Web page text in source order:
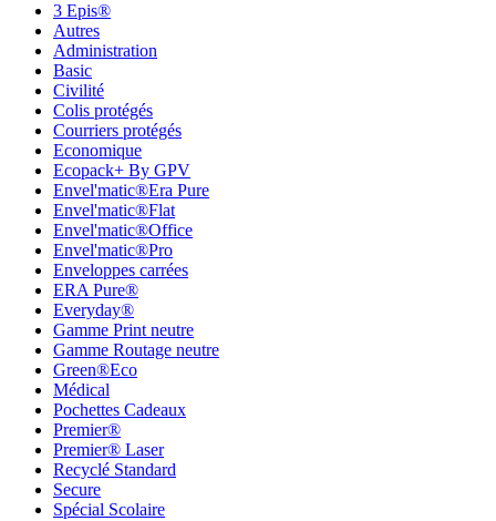
3 Epis®
Autres
Administration
Basic
Civilité
Colis protégés
Courriers protégés
Economique
Ecopack+ By GPV
Envel'matic®Era Pure
Envel'matic®Flat
Envel'matic®Office
Envel'matic®Pro
Enveloppes carrées
ERA Pure®
Everyday®
Gamme Print neutre
Gamme Routage neutre
Green®Eco
Médical
Pochettes Cadeaux
Premier®
Premier® Laser
Recyclé Standard
Secure
Spécial Scolaire